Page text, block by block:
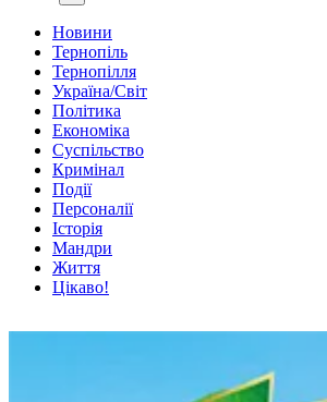
Новини
Тернопіль
Тернопілля
Україна/Світ
Політика
Економіка
Суспільство
Кримінал
Події
Персоналії
Історія
Мандри
Життя
Цікаво!